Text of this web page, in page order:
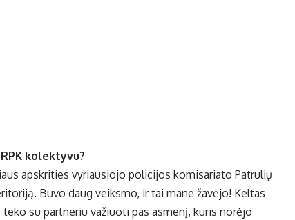
kolektyvu?
apskrities vyriausiojo policijos komisariato Patrulių
Buvo daug veiksmo, ir tai mane žavėjo! Keltas
su partneriu važiuoti pas asmenį, kuris norėjo